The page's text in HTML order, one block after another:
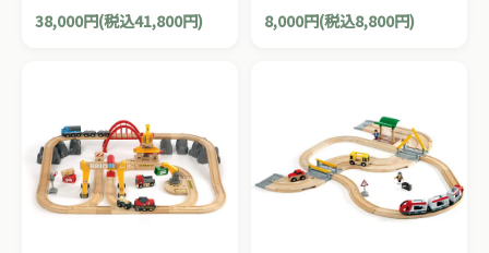
ビネーションセット。87ピー
38,000円(税込41,800円)
イセット。16ピース。
8,000円(税込8,800円)